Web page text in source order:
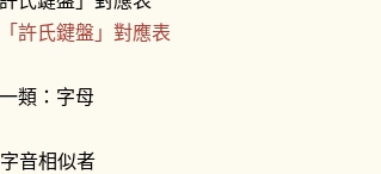
類：字母
音相似者